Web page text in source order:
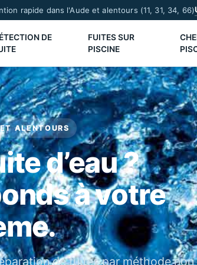
rapide dans l'Aude et alentours (11, 31, 34, 66)
DE
FUITES SUR
PISCINE
ALENTOURS
d’eau ?
à votre
de fuites par méthode